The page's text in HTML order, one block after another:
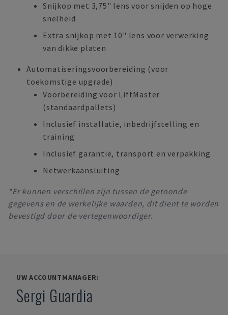
Snijkop met 3,75" lens voor snijden op hoge
snelheid
Extra snijkop met 10" lens voor verwerking
van dikke platen
Automatiseringsvoorbereiding (voor
toekomstige upgrade)
Voorbereiding voor LiftMaster
(standaardpallets)
Inclusief installatie, inbedrijfstelling en
training
Inclusief garantie, transport en verpakking
Netwerkaansluiting
*Er kunnen verschillen zijn tussen de getoonde
gegevens en de werkelijke waarden, dit dient te worden
bevestigd door de vertegenwoordiger.
UW ACCOUNTMANAGER:
Sergi Guardia